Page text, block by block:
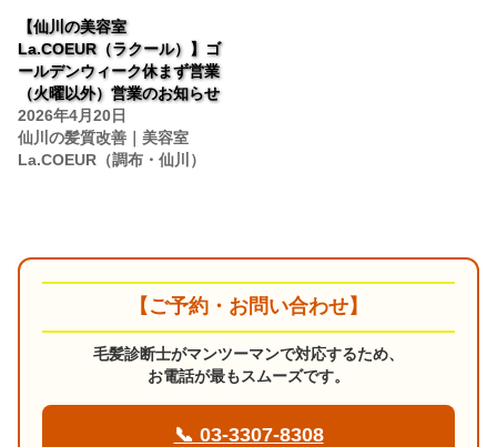
【仙川の美容室
La.COEUR（ラクール）】ゴ
ールデンウィーク休まず営業
（火曜以外）営業のお知らせ
2026年4月20日
仙川の髪質改善｜美容室
La.COEUR（調布・仙川）
【ご予約・お問い合わせ】
毛髪診断士がマンツーマンで対応するため、
お電話が最もスムーズです。
📞 03-3307-8308